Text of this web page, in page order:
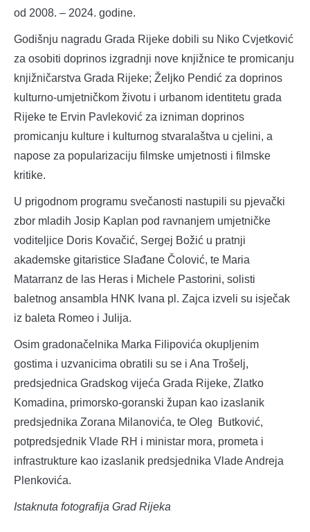
od 2008. – 2024. godine.
Godišnju nagradu Grada Rijeke dobili su Niko Cvjetković
za osobiti doprinos izgradnji nove knjižnice te promicanju
knjižničarstva Grada Rijeke; Željko Pendić za doprinos
kulturno-umjetničkom životu i urbanom identitetu grada
Rijeke te Ervin Pavleković za izniman doprinos
promicanju kulture i kulturnog stvaralaštva u cjelini, a
napose za popularizaciju filmske umjetnosti i filmske
kritike.
U prigodnom programu svečanosti nastupili su pjevački
zbor mladih Josip Kaplan pod ravnanjem umjetničke
voditeljice Doris Kovačić, Sergej Božić u pratnji
akademske gitaristice Slađane Čolović, te Maria
Matarranz de las Heras i Michele Pastorini, solisti
baletnog ansambla HNK Ivana pl. Zajca izveli su isječak
iz baleta Romeo i Julija.
Osim gradonačelnika Marka Filipovića okupljenim
gostima i uzvanicima obratili su se i Ana Trošelj,
predsjednica Gradskog vijeća Grada Rijeke, Zlatko
Komadina, primorsko-goranski župan kao izaslanik
predsjednika Zorana Milanovića, te Oleg Butković,
potpredsjednik Vlade RH i ministar mora, prometa i
infrastrukture kao izaslanik predsjednika Vlade Andreja
Plenkovića.
Istaknuta fotografija Grad Rijeka